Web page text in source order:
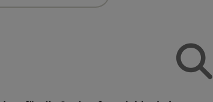
Filter zur Verfügung mit denen die